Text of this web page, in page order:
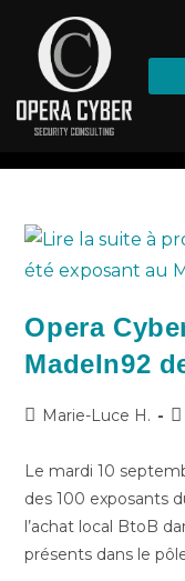
Salon
> Blog > Salon
Opera
MadeIn92
Marie-Luce H.
Le mardi 10
des 100 exposants
l’achat local BtoB
présents dans le